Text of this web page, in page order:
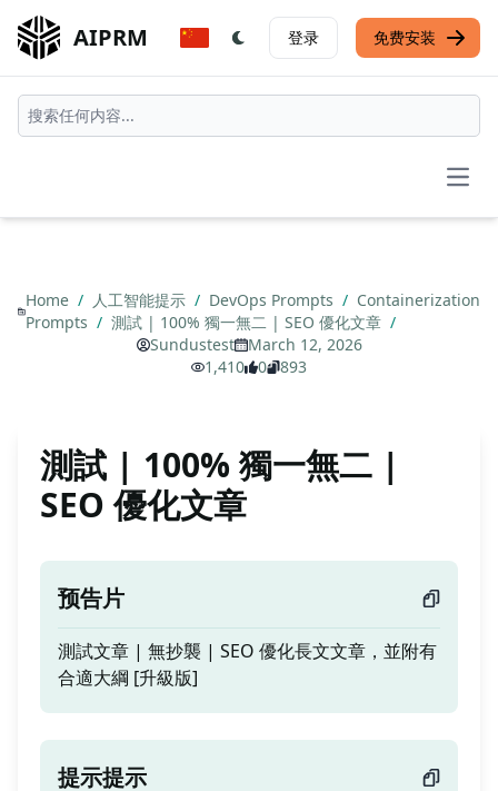
AIPRM 登录 免费安装
Home / 人工智能提示 / DevOps Prompts / Containerization
Prompts / 測試 | 100% 獨一無二 | SEO 優化文章 /
Sundustest
March 12, 2026
1,410
0 893
測試 | 100% 獨一無二 |
SEO 優化文章
预告片
測試文章 | 無抄襲 | SEO 優化長文文章，並附有
合適大綱 [升級版]
提示提示